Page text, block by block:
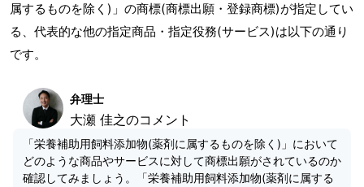
属するものを除く)」の商標(商標出願・登録商標)が指定してい
る、代表的な他の指定商品・指定役務(サービス)は以下の通り
です。
弁理士
大瀬 佳之のコメント
「栄養補助用飼料添加物(薬剤に属するものを除く)」において
どのような商品やサービスに対して商標出願がされているのか
確認してみましょう。「栄養補助用飼料添加物(薬剤に属する